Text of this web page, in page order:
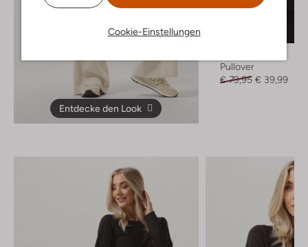
Cookie-Einstellungen
Entdecke den Look
Pullover
€ 79,95 € 39,99